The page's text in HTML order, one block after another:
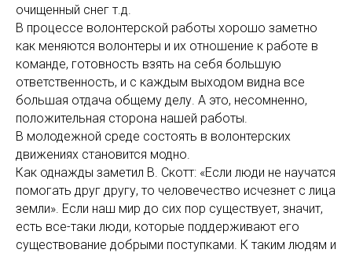
очищенный снег т.д.
В процессе волонтерской работы хорошо заметно
как меняются волонтеры и их отношение к работе в
команде, готовность взять на себя большую
ответственность, и с каждым выходом видна все
большая отдача общему делу. А это, несомненно,
положительная сторона нашей работы.
В молодежной среде состоять в волонтерских
движениях становится модно.
Как однажды заметил В. Скотт: «Если люди не научатся
помогать друг другу, то человечество исчезнет с лица
земли». Если наш мир до сих пор существует, значит,
есть все-таки люди, которые поддерживают его
существование добрыми поступками. К таким людям и